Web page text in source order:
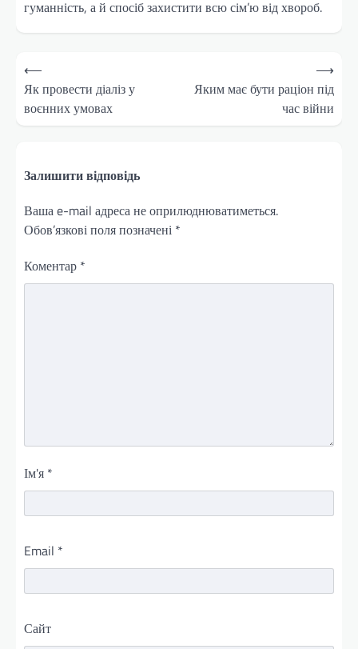
гуманність, а й спосіб захистити всю сім’ю від хвороб.
Навігація
записів
⟵
Як провести діаліз у
воєнних умовах
Яким має бути раціон під
час війни
⟶
Залишити відповідь
Ваша e-mail адреса не оприлюднюватиметься.
Обов’язкові поля позначені *
Коментар *
Ім'я *
Email *
Сайт